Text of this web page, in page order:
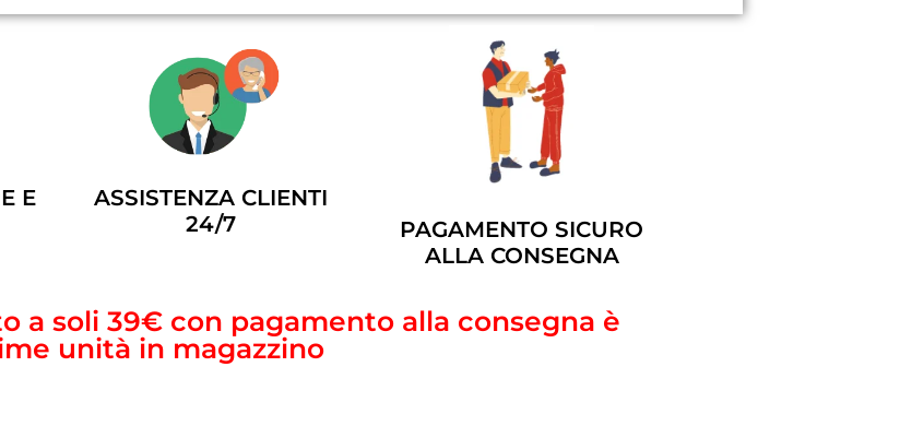
E
ASSISTENZA CLIENTI
24/7
PAGAMENTO SICURO
ALLA CONSEGNA
a soli 39€ con pagamento alla consegna è
unità in magazzino